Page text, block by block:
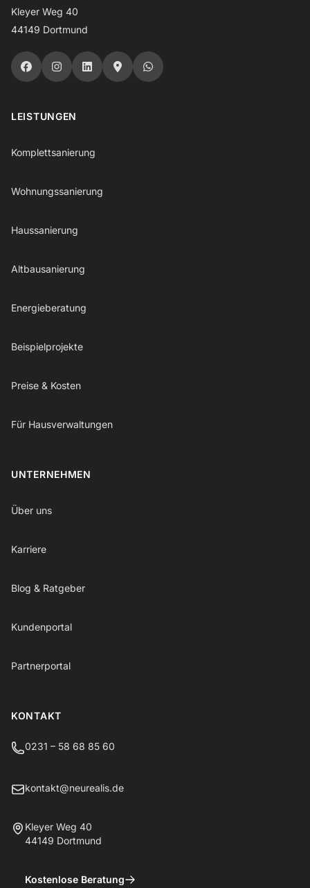
Kleyer Weg 40
44149 Dortmund
LEISTUNGEN
Komplettsanierung
Wohnungssanierung
Haussanierung
Altbausanierung
Energieberatung
Beispielprojekte
Preise & Kosten
Für Hausverwaltungen
UNTERNEHMEN
Über uns
Karriere
Blog & Ratgeber
Kundenportal
Partnerportal
KONTAKT
0231 – 58 68 85 60
kontakt@neurealis.de
Kleyer Weg 40
44149 Dortmund
Kostenlose Beratung